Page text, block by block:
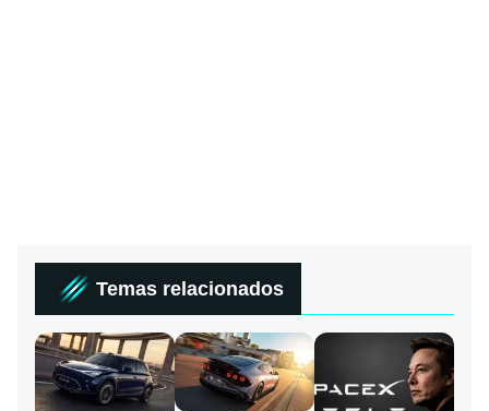
Temas relacionados